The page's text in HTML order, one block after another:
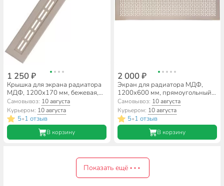
1 250 ₽
Крышка для экрана радиатора
МДФ, 1200х170 мм, бежевая,
DE LUXE, Стильный Дом
Самовывоз: 10 августа
Курьером: 10 августа
5•1 отзыв
В корзину
2 000 ₽
Экран для радиатора МДФ,
1200х600 мм, прямоугольный,
бежевый DE LUXE, Дамаско,
Стильный Дом, v532792
Самовывоз: 10 августа
Курьером: 10 августа
5•1 отзыв
В корзину
Показать ещё